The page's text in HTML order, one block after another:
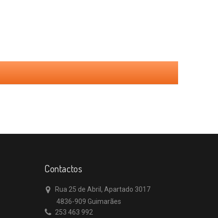
Contactos
Rua 25 de Abril, Apartado 3017
4836-909 Guimarães
253 463 992